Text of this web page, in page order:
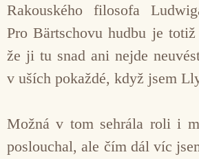
Rakouského filosofa
Pro Bärtschovu hudbu je
že ji tu snad ani nejde
v uších pokaždé, když jsem
Možná v tom sehrála roli i
poslouchal, ale čím dál víc